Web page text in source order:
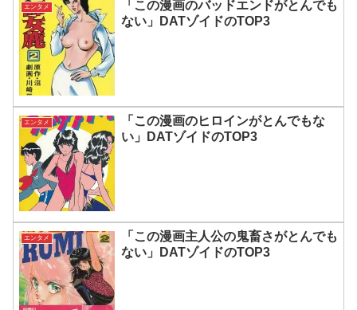
エンタメ
「この漫画のバッドエンドがとんでも
ない」DATゾイドのTOP3
エンタメ
「この漫画のヒロインがとんでもな
い」DATゾイドのTOP3
エンタメ
「この漫画主人公の鬼畜さがとんでも
ない」DATゾイドのTOP3